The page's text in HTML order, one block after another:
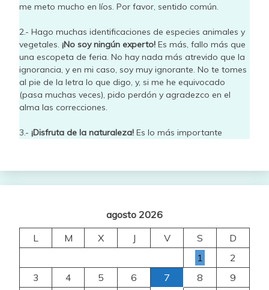
me meto mucho en líos. Por favor, sentido común.
2.- Hago muchas identificaciones de especies animales y
vegetales. ¡No soy ningún experto! Es más, fallo más que
una escopeta de feria. No hay nada más atrevido que la
ignorancia, y en mi caso, soy muy ignorante. No te tomes
al pie de la letra lo que digo, y, si me he equivocado
(pasa muchas veces), pido perdón y agradezco en el
alma las correcciones.
3.- ¡Disfruta de la naturaleza! Es lo más importante
agosto 2026
L
M X J V S
D
1
2
3
4 5 6 7 8
9